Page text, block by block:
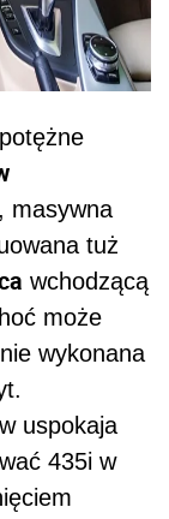
masywna
tuż
wchodzącą
może
wykonana
uspokaja
435i w